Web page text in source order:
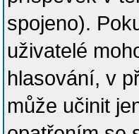
spojeno).
uživatelé
hlasování, v
může učinit